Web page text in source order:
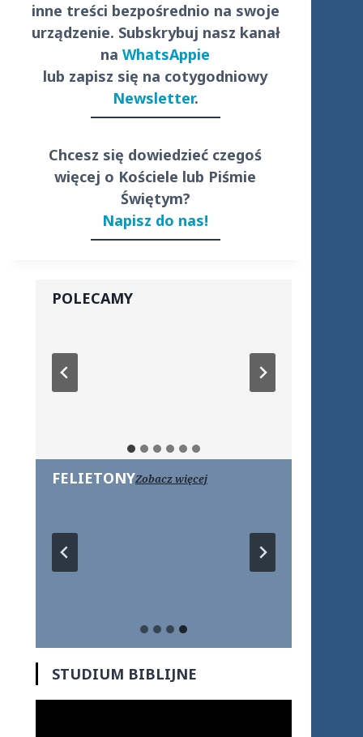
inne treści bezpośrednio na swoje
urządzenie. Subskrybuj nasz kanał
naWhatsAppie
lub zapisz się na cotygodniowy
Newsletter.
Chcesz się dowiedzieć czegoś
więcej o Kościele lub Piśmie
Świętym?
Napisz do nas!
POLECAMY
FELIETONYZobacz więcej
STUDIUM BIBLIJNE